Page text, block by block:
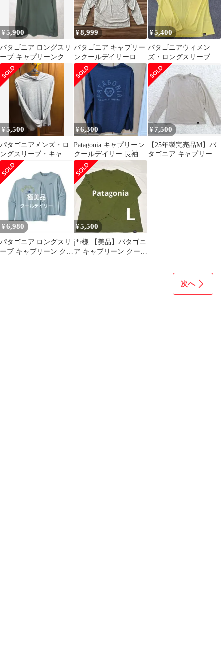
¥5,900
パタゴニア ロングスリ
ーブ キャプリーンクー
ルトレイルシャツ
●24486/長袖
¥8,999
パタゴニア キャプリー
ンクールデイリーロン
グスリーブ P-6ロゴ グ
レーL
¥5,400
パタゴニアウィメン
ズ・ロングスリーブ・
キャプリーン・クー
ル・デイリー・シャツ
¥5,500
パタゴニアメンズ・ロ
ングスリーブ・キャプ
リーン・クール・デイ
リー・シャツ
¥6,300
Patagonia キャプリーン
クールデイリー 長袖T
シャツ S
¥7,500
【25年製完売品M】パ
タゴニア キャプリーン
¥ 6,980
パタゴニア ロングスリ
ーブ キャプリーン クー
¥5,500
j*r様 【美品】パタゴニ
ア キャプリーン クール
次へ